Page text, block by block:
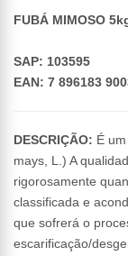
FUBÁ MIMOSO
SAP: 103595
EAN: 7 896183
DESCRIÇÃO: É
mays, L.) A
rigorosamente
classificada e
que sofrerá o
escarificação/